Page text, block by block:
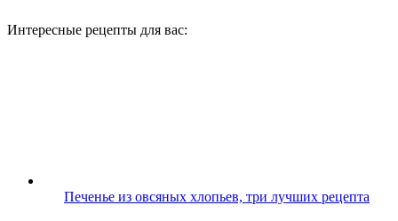
Интересные рецепты для вас:
Печенье из овсяных хлопьев, три лучших рецепта